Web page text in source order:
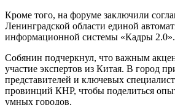
Кроме того, на форуме заключили
Ленинградской области единой
информационной системы «Кадры 2.0».
Собянин подчеркнул, что важным
участие экспертов из Китая. В город
представителей и ключевых
провинций КНР, чтобы поделиться
умных городов.